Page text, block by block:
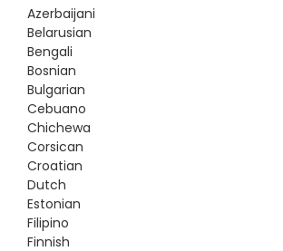
Azerbaijani
Belarusian
Bengali
Bosnian
Bulgarian
Cebuano
Chichewa
Corsican
Croatian
Dutch
Estonian
Filipino
Finnish